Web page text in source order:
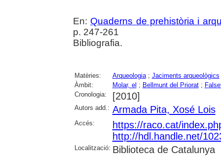
En: Quaderns de prehistòria i
p. 247-261
Bibliografia.
Matèries: Arqueologia; Jaciments arqueològics
Àmbit:
Molar, el ; Bellmunt del Priorat;
Cronologia:
[2010]
Autors add.: Armada Pita, Xosé Lois
Accés:
https://raco.cat/
http://hdl.handle.net/
Localització: Biblioteca de Catalunya